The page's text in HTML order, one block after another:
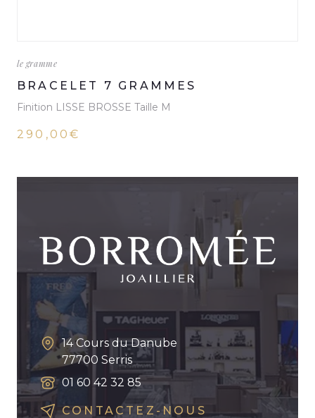
le gramme
BRACELET 7 GRAMMES
Finition LISSE BROSSE Taille M
290,00€
14 Cours du Danube
77700 Serris
01 60 42 32 85
CONTACTEZ-NOUS